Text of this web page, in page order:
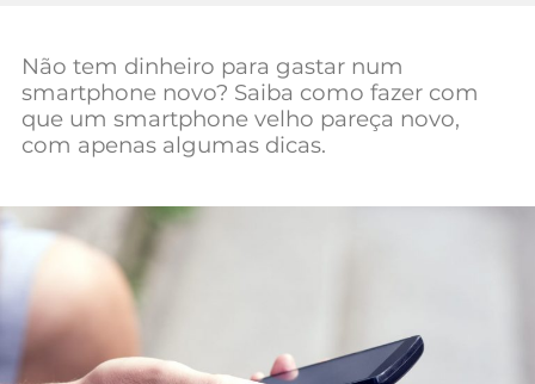
Negócios
Mundial 2026
Não tem dinheiro para gastar num
smartphone novo? Saiba como fazer com
que um smartphone velho pareça novo,
com apenas algumas dicas.